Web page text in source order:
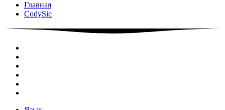
Главная
CodySic